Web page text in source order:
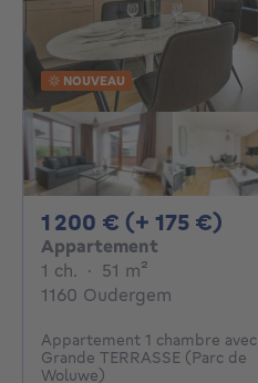
NOUVEAU
1 200 € (+ 175 €)
Appartement
1 ch. 1 chambre
· 51 m²
1160 Oudergem
Appartement 1 chambre avec
Grande TERRASSE (Parc de
Woluwe)